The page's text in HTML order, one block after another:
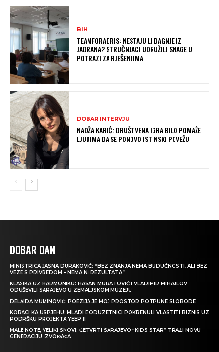
BIH
TEAMFORADRIS: NESTAJU LI DAGNJE IZ
JADRANA? STRUČNJACI UDRUŽILI SNAGE U
POTRAZI ZA RJEŠENJIMA
DOBAR INTERVJU
NADŽA KARIĆ: DRUŠTVENA IGRA BILO POMAŽE
LJUDIMA DA SE PONOVO ISTINSKI POVEŽU
DOBAR DAN
MINISTRICA JASNA DURAKOVIĆ: “BEZ ZNANJA NEMA BUDUĆNOSTI, ALI BEZ
VEZE S PRIVREDOM – NEMA NI REZULTATA”
KLASIKA UZ HARMONIKU: HASAN MURATOVIĆ I VLADIMIR MIHAJLOV
ODUŠEVILI SARAJEVO U ZEMALJSKOM MUZEJU
DELAIDA MUMINOVIĆ: POEZIJA JE MOJ PROSTOR POTPUNE SLOBODE
KORACI KA USPJEHU: MLADI PODUZETNICI POKRENULI VLASTITI BIZNIS UZ
PODRŠKU PROJEKTA YEEP II
MALE NOTE, VELIKI SNOVI: ČETVRTI SARAJEVO “KIDS STAR” TRAŽI NOVU
GENERACIJU IZVOĐAČA